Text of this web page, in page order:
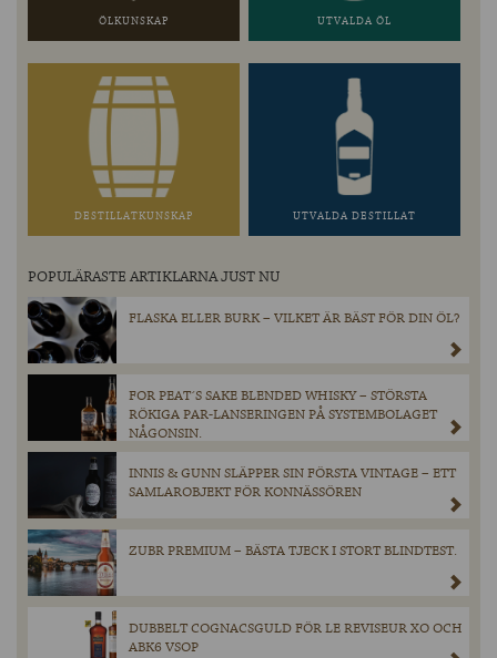
ÖLKUNSKAP UTVALDA ÖL
DESTILLATKUNSKAP UTVALDA DESTILLAT
POPULÄRASTE ARTIKLARNA JUST NU
FLASKA ELLER BURK – VILKET ÄR BÄST FÖR DIN ÖL?
FOR PEAT´S SAKE BLENDED WHISKY – STÖRSTA
RÖKIGA PAR-LANSERINGEN PÅ SYSTEMBOLAGET
NÅGONSIN.
INNIS & GUNN SLÄPPER SIN FÖRSTA VINTAGE – ETT
SAMLAROBJEKT FÖR KONNÄSSÖREN
ZUBR PREMIUM – BÄSTA TJECK I STORT BLINDTEST.
DUBBELT COGNACSGULD FÖR LE REVISEUR XO OCH
ABK6 VSOP